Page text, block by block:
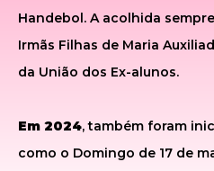
Handebol. A acolhida
Irmãs Filhas de Maria
da União dos Ex-alunos.
Em 2024, também foram
como o Domingo de 17 de